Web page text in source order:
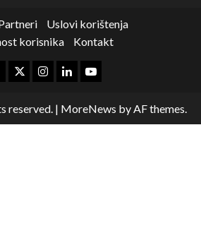
Uslovi korištenja
korisnika
Kontakt
reserved. | MoreNews by AF themes.